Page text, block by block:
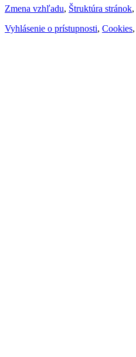
Zmena vzhľadu, Štruktúra stránok,
Vyhlásenie o prístupnosti, Cookies,